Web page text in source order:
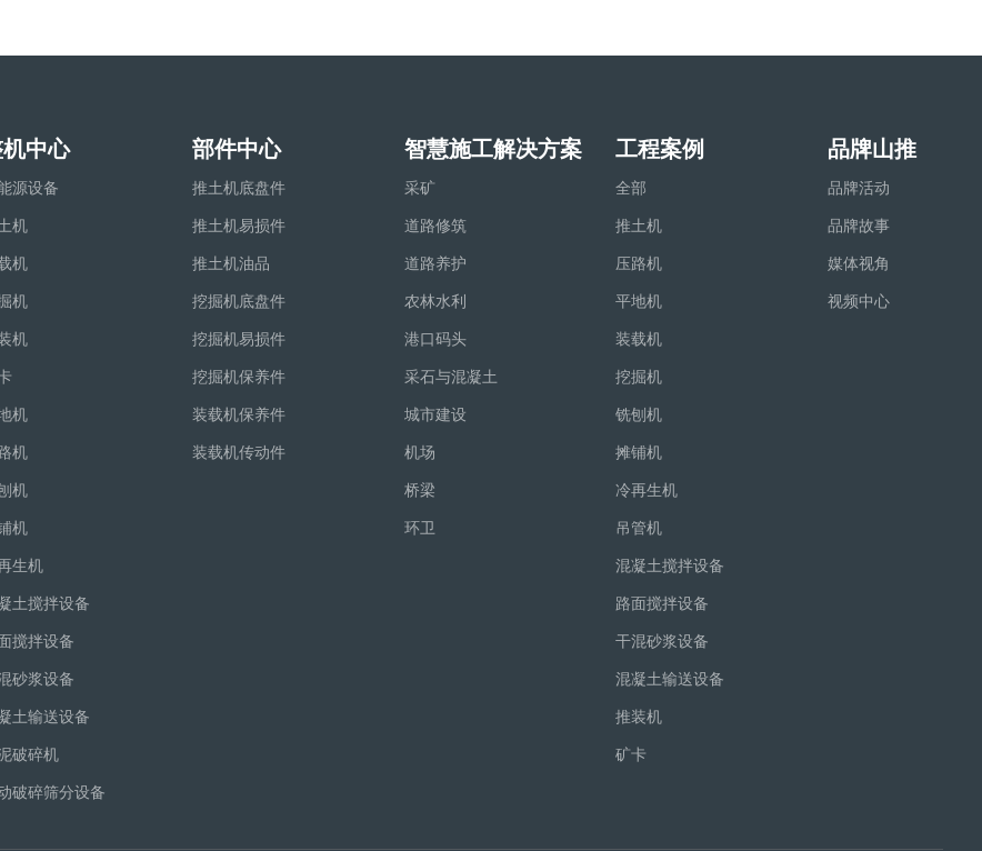
中心
源设备
机
机
机
机
机
机
机
机
生机
土搅拌设备
搅拌设备
砂浆设备
土输送设备
破碎机
破碎筛分设备
部件中心
推土机底盘件
推土机易损件
推土机油品
挖掘机底盘件
挖掘机易损件
挖掘机保养件
装载机保养件
装载机传动件
智慧施工解决方案
采矿
道路修筑
道路养护
农林水利
港口码头
采石与混凝土
城市建设
机场
桥梁
环卫
工程案例
全部
推土机
压路机
平地机
装载机
挖掘机
铣刨机
摊铺机
冷再生机
吊管机
混凝土搅拌设备
路面搅拌设备
干混砂浆设备
混凝土输送设备
推装机
矿卡
品牌山推
品牌活动
品牌故事
媒体视角
视频中心